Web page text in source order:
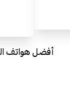
أفضل هواتف